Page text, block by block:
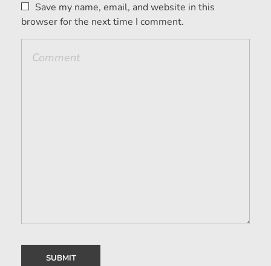
Save my name, email, and website in this
browser for the next time I comment.